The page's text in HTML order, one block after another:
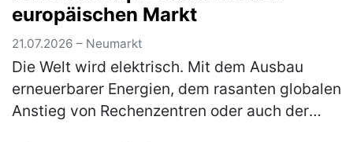
europäischen Markt
21.07.2026 – Neumarkt
Die Welt wird elektrisch. Mit dem Ausbau
erneuerbarer Energien, dem rasanten globalen
Anstieg von Rechenzentren oder auch der